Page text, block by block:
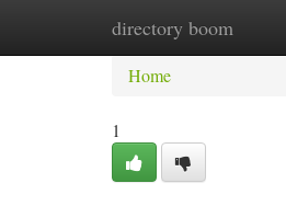
directory boom
Home New Site
Home
1